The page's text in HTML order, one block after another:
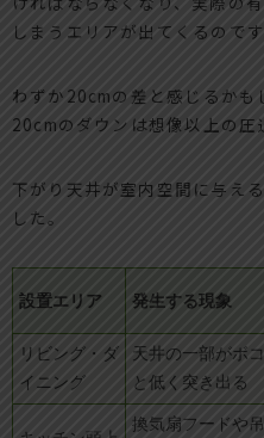
しまうエリアが出てくるのです
わずか20cmの差と感じるか
20cmのダウンは想像以上の圧
下がり天井が室内空間に与え
した。
設置エリア 発生する現象
リビング・ダ
イニング
天井の一部がボ
と低く突き出る
換気扇フードや